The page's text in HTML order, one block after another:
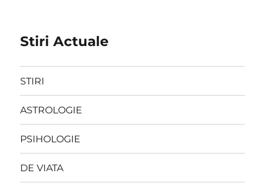
Stiri Actuale
STIRI
ASTROLOGIE
PSIHOLOGIE
DE VIATA